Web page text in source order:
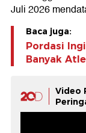
Juli 2026
Baca juga:
Pordasi
Banyak
Video